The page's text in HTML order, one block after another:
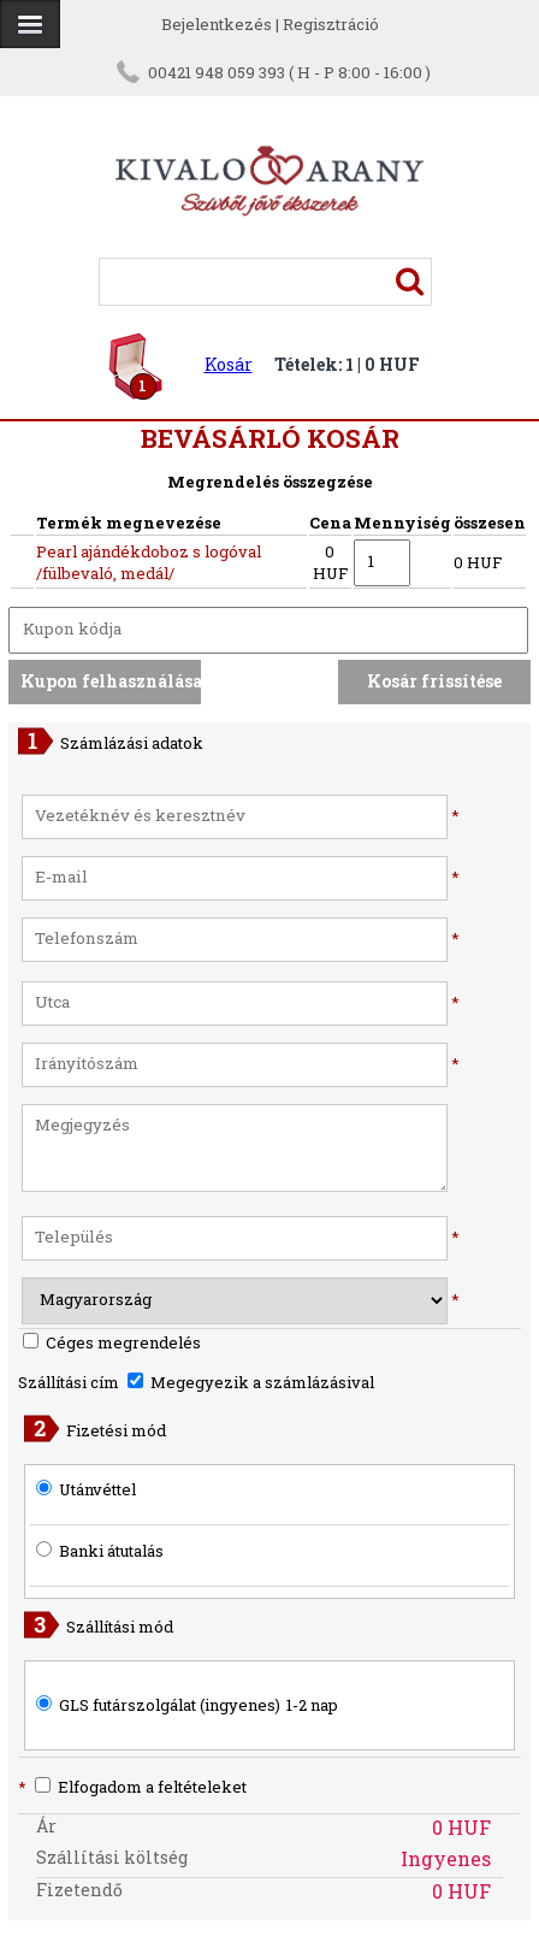
Bejelentkezés | Regisztráció
00421 948 059 393 ( H - P 8:00 - 16:00 )
1
Kosár Tételek: 1 | 0 HUF
BEVÁSÁRLÓ KOSÁR
Megrendelés összegzése
Termék megnevezése
CenaMennyiség összesen
Pearl ajándékdoboz s logóval
/fülbevaló, medál/
0
HUF
0 HUF
Számlázási adatok
*
*
*
*
*
*
*
Céges megrendelés
Szállítási cím
Megegyezik a számlázásival
Fizetési mód
Utánvéttel
Banki átutalás
Szállítási mód
GLS futárszolgálat (ingyenes) 1-2 nap
* Elfogadom a feltételeket
Ár 0 HUF
Szállítási költség Ingyenes
Fizetendő 0 HUF